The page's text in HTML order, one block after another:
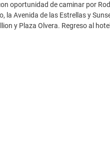
oportunidad de caminar por
la Avenida de las Estrellas y
y Plaza Olvera. Regreso al